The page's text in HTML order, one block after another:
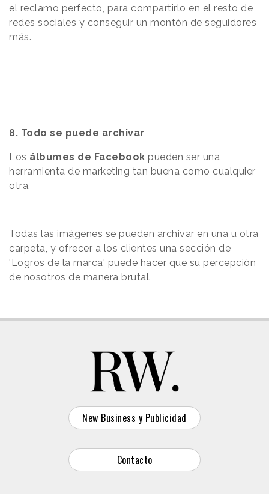
el reclamo perfecto, para compartirlo en el resto de
redes sociales y conseguir un montón de seguidores
más.
8. Todo se puede archivar
Los álbumes de Facebook pueden ser una
herramienta de marketing tan buena como cualquier
otra.
Todas las imágenes se pueden archivar en una u otra
carpeta, y ofrecer a los clientes una sección de
'Logros de la marca' puede hacer que su percepción
de nosotros de manera brutal.
New Business y Publicidad
Contacto